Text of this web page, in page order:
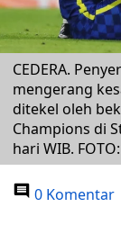
CEDERA.
mengerang
ditekel oleh
Champions di
hari WIB.
0 Komentar